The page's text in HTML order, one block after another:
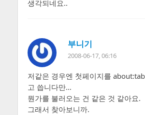
생각되네요..
부니기
2008-06-17, 06:16
저같은 경우엔 첫페이지를
고 씁니다만…
뭔가를 불러오는 건 같은 것 같아요.
그래서 찾아보니까.